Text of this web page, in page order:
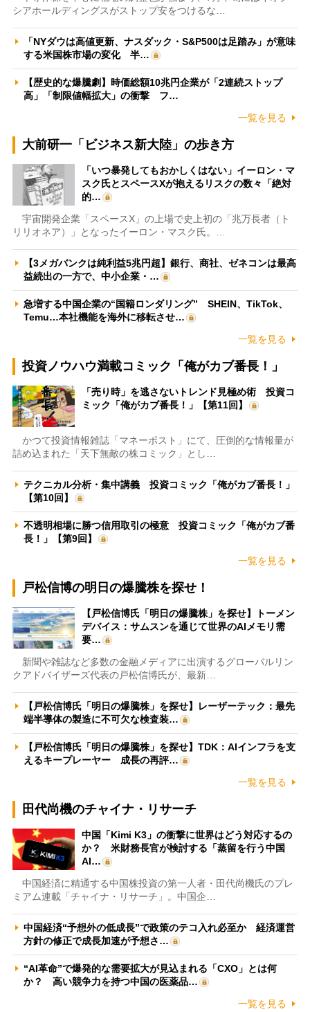
シアホールディングスがストップ安をつけるな…
「NYダウは高値更新、ナスダック・S&P500は足踏み」が意味
する米国株市場の変化 半…
【歴史的な爆騰劇】時価総額10兆円企業が「2連続ストップ
高」「制限値幅拡大」の衝撃 フ…
一覧を見る
大前研一「ビジネス新大陸」の歩き方
「いつ暴発してもおかしくはない」イーロン・マ
スク氏とスペースXが抱えるリスクの数々「絶対
的…
宇宙開発企業「スペースX」の上場で史上初の「兆万長者（ト
リリオネア）」となったイーロン・マスク氏。…
【3メガバンクは純利益5兆円超】銀行、商社、ゼネコンは最高
益続出の一方で、中小企業・…
急増する中国企業の“国籍ロンダリング” SHEIN、TikTok、
Temu…本社機能を海外に移転させ…
一覧を見る
投資ノウハウ満載コミック「俺がカブ番長！」
「売り時」を逃さないトレンド見極め術 投資コ
ミック「俺がカブ番長！」【第11回】
かつて投資情報雑誌「マネーポスト」にて、圧倒的な情報量が
詰め込まれた「天下無敵の株コミック」とし…
テクニカル分析・集中講義 投資コミック「俺がカブ番長！」
【第10回】
不透明相場に勝つ信用取引の極意 投資コミック「俺がカブ番
長！」【第9回】
一覧を見る
戸松信博の明日の爆騰株を探せ！
【戸松信博氏「明日の爆騰株」を探せ】トーメン
デバイス：サムスンを通じて世界のAIメモリ需
要…
新聞や雑誌など多数の金融メディアに出演するグローバルリン
クアドバイザーズ代表の戸松信博氏が、最新…
【戸松信博氏「明日の爆騰株」を探せ】レーザーテック：最先
端半導体の製造に不可欠な検査装…
【戸松信博氏「明日の爆騰株」を探せ】TDK：AIインフラを支
えるキープレーヤー 成長の再評…
一覧を見る
田代尚機のチャイナ・リサーチ
中国「Kimi K3」の衝撃に世界はどう対応するの
か？ 米財務長官が検討する「蒸留を行う中国
AI…
中国経済に精通する中国株投資の第一人者・田代尚機氏のプレ
ミアム連載「チャイナ・リサーチ」。中国企…
中国経済“予想外の低成長”で政策のテコ入れ必至か 経済運営
方針の修正で成長加速が予想さ…
“AI革命”で爆発的な需要拡大が見込まれる「CXO」とは何
か？ 高い競争力を持つ中国の医薬品…
一覧を見る